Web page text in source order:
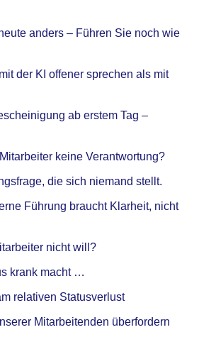
anders – Führen Sie noch wie
der KI offener sprechen als mit
ab erstem Tag –
keine Verantwortung?
die sich niemand stellt.
Führung braucht Klarheit, nicht
nicht will?
krank macht …
relativen Statusverlust
Mitarbeitenden überfordern